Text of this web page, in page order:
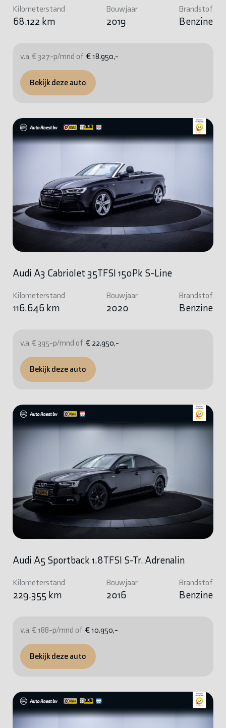
Kilometerstand
68.122 km
Bouwjaar
2019
Brandstof
Benzine
v.a. € 327-p/mnd of € 18.950,-
Bekijk deze auto
Audi A3 Cabriolet 35TFSI 150Pk S-Line
Kilometerstand
116.646 km
Bouwjaar
2020
Brandstof
Benzine
v.a. € 395-p/mnd of € 22.950,-
Bekijk deze auto
Audi A5 Sportback 1.8TFSI S-Tr. Adrenalin
Kilometerstand
229.355 km
Bouwjaar
2016
Brandstof
Benzine
v.a. € 188-p/mnd of € 10.950,-
Bekijk deze auto